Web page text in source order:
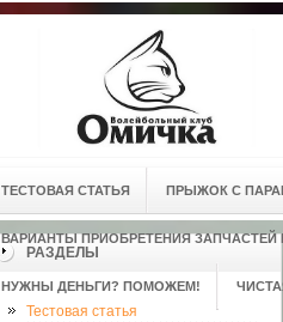
ТЕСТОВАЯ СТАТЬЯ ПРЫЖОК С
ВАРИАНТЫ ПРИОБРЕТЕНИЯ
НУЖНЫ ДЕНЬГИ? ПОМОЖЕМ!
РАЗДЕЛЫ
Тестовая статья